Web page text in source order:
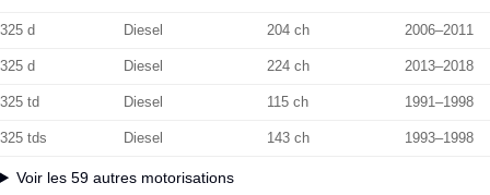
325 d Diesel 204 ch 2006–2011
325 d Diesel 224 ch 2013–2018
325 td Diesel 115 ch 1991–1998
325 tds Diesel 143 ch 1993–1998
Voir les 59 autres motorisations